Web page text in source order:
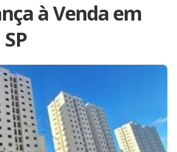
à Venda em